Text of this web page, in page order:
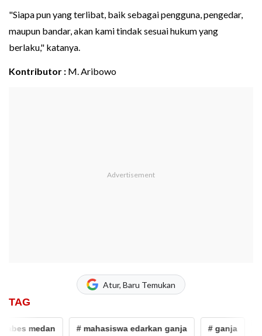
"Siapa pun yang terlibat, baik sebagai pengguna, pengedar,
maupun bandar, akan kami tindak sesuai hukum yang
berlaku," katanya.
Kontributor : M. Aribowo
Atur, Baru Temukan
TAG
medan # mahasiswa edarkan ganja # ganja